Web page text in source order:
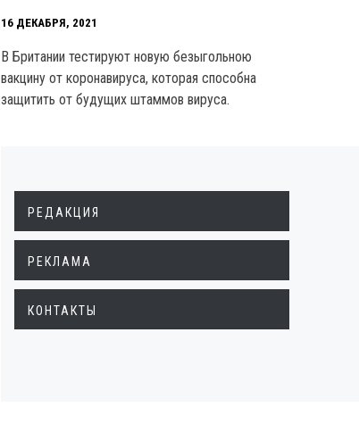
16 ДЕКАБРЯ, 2021
В Британии тестируют новую безыгольною
вакцину от коронавируса, которая способна
защитить от будущих штаммов вируса.
РЕДАКЦИЯ
РЕКЛАМА
КОНТАКТЫ